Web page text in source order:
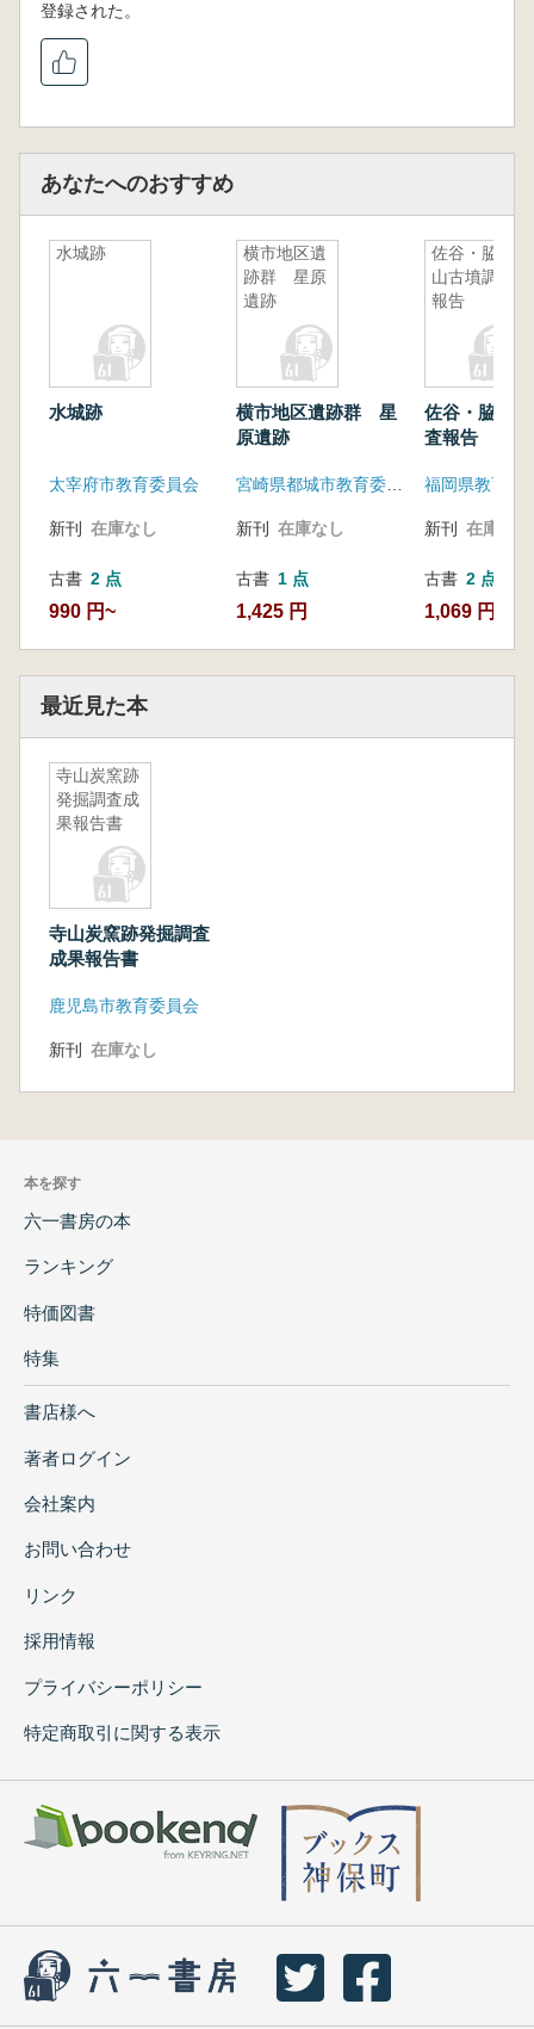
登録された。
あなたへのおすすめ
水城跡
水城跡
太宰府市教育委員会
新刊 在庫なし
古書 2 点
990 円~
横市地区遺
跡群 星原
遺跡
横市地区遺跡群 星
原遺跡
新刊 在庫なし
古書 1 点
1,425 円
佐谷・脇田
山古墳調査
報告
佐谷・脇田
査報告
福岡県教育委
新刊 在庫なし
古書 2 点
1,069 円~
最近見た本
寺山炭窯跡
発掘調査成
果報告書
寺山炭窯跡発掘調査
成果報告書
鹿児島市教育委員会
新刊 在庫なし
本を探す
六一書房の本
ランキング
特価図書
特集
書店様へ
著者ログイン
会社案内
お問い合わせ
リンク
採用情報
プライバシーポリシー
特定商取引に関する表示